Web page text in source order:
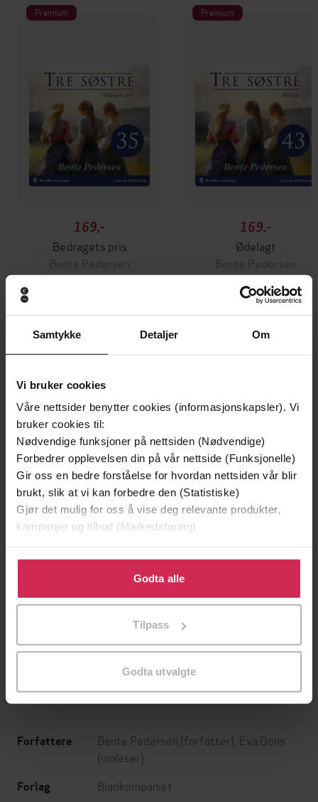
Samtykke Detaljer Om
Vi bruker cookies
Våre nettsider benytter cookies (informasjonskapsler). Vi
bruker cookies til:
Nødvendige funksjoner på nettsiden (Nødvendige)
Forbedrer opplevelsen din på vår nettside (Funksjonelle)
Gir oss en bedre forståelse for hvordan nettsiden vår blir
brukt, slik at vi kan forbedre den (Statistiske)
Gjør det mulig for oss å vise deg relevante produkter,
kampanjer og tilbud (Markedsføring)
Klikk på «Godta alle» for å gi oss ditt samtykke til å
bruke cookies for alle disse formålene. Du kan også
tilpasse ditt samtykke til spesifikke formål ved å klikke
Godta alle
Tilpass
Godta utvalgte
Premium
169,-
Bedragets pris
Bente Pedersen
Premium
169,-
Ødelagt
Bente Pedersen
Andre har også kjøpt
169,-
Flaggermusmannen
Jo Nesbø
169,-
Jo Nesbø
Forfattere Bente Pedersen (forfatter), Eva Dons
(innleser)
Forlag Bladkompaniet